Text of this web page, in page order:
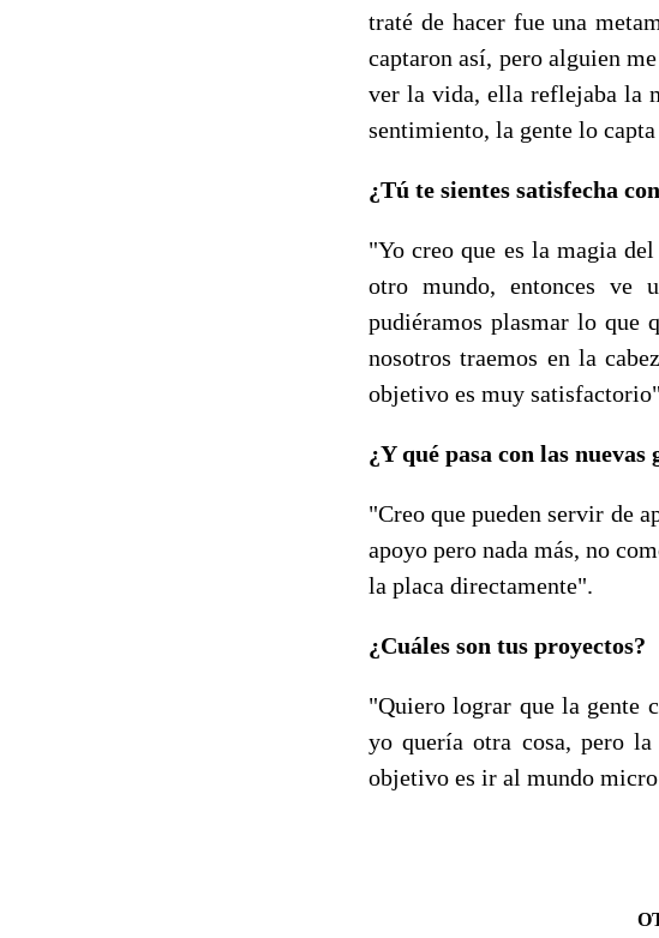
traté de hacer fue una
captaron así, pero alguien
ver la vida, ella reflejaba la
sentimiento, la gente lo
¿Tú te sientes satisfecha
"Yo creo que es la magia
otro mundo, entonces ve
pudiéramos plasmar lo que
nosotros traemos en la
objetivo es muy
¿Y qué pasa con las
"Creo que pueden servir de
apoyo pero nada más, no
la placa directamente".
¿Cuáles son tus proyectos?
"Quiero lograr que la gente
yo quería otra cosa, pero
objetivo es ir al mundo